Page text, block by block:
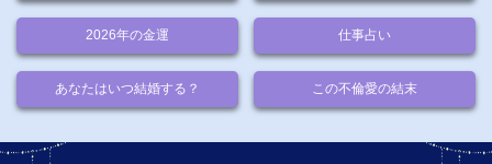
2026年の金運 仕事占い
あなたはいつ結婚する？ この不倫愛の結末